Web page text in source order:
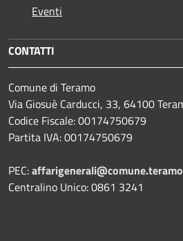
Eventi
CONTATTI
Comune di Teramo
Via Giosuè Carducci, 33, 64100
Codice Fiscale: 00174750679
Partita IVA: 00174750679
PEC:
Centralino Unico: 0861 3241